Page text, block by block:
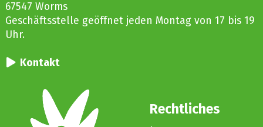
67547 Worms
Geschäftsstelle geöffnet jeden Montag von 17 bis 19
Uhr.
Kontakt
Rechtliches